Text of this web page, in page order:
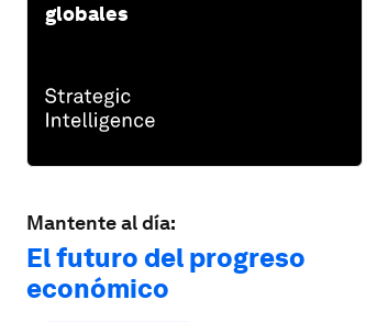
globales
Mantente al día:
El futuro del progreso
económico